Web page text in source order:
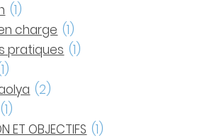
(1)
charge (1)
pratiques (1)
(2)
(1)
ET OBJECTIFS (1)